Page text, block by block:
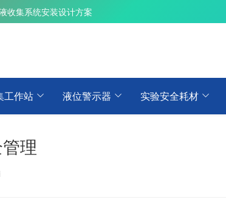
收集系统安装设计方案
工作站 液位警示器 实验安全耗材
理